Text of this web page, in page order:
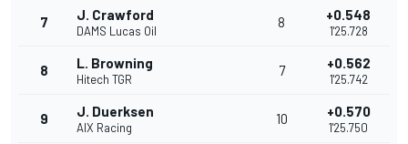
7 J. Crawford
DAMS Lucas Oil
8 +0.548
1'25.728
8 L. Browning
Hitech TGR
7 +0.562
1'25.742
9 J. Duerksen
AIX Racing
10 +0.570
1'25.750